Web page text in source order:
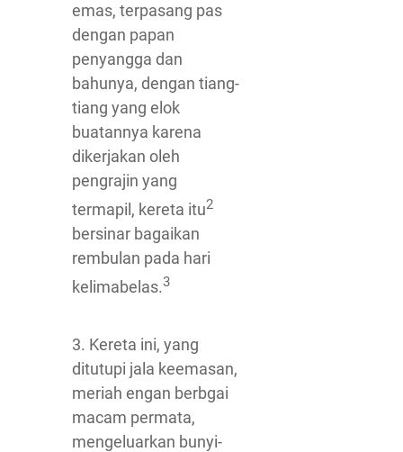
emas, terpasang pas
dengan papan
penyangga dan
bahunya, dengan tiang-
tiang yang elok
buatannya karena
dikerjakan oleh
pengrajin yang
termapil, kereta itu2
bersinar bagaikan
rembulan pada hari
kelimabelas.3
3. Kereta ini, yang
ditutupi jala keemasan,
meriah engan berbgai
macam permata,
mengeluarkan bunyi-